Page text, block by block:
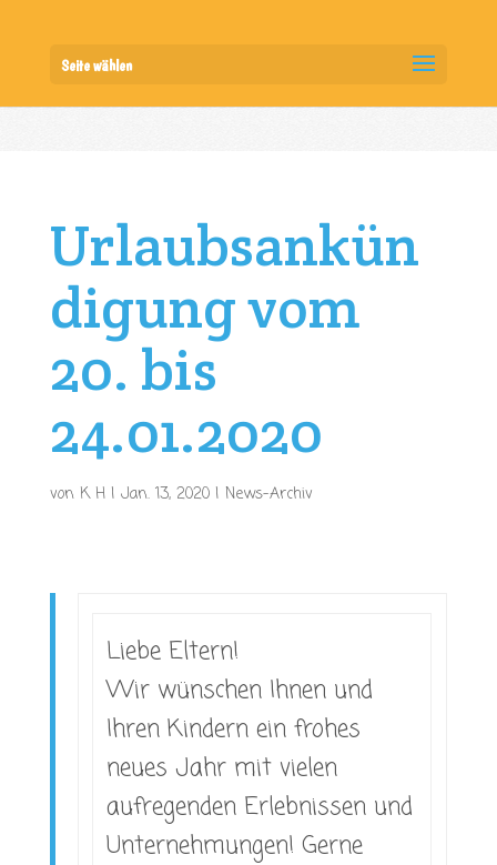
Seite wählen
Urlaubsankün
digung vom
20. bis
24.01.2020
von K H| Jan. 13, 2020| News-Archiv
Liebe Eltern!
Wir wünschen Ihnen und
Ihren Kindern ein frohes
neues Jahr mit vielen
aufregenden Erlebnissen und
Unternehmungen! Gerne